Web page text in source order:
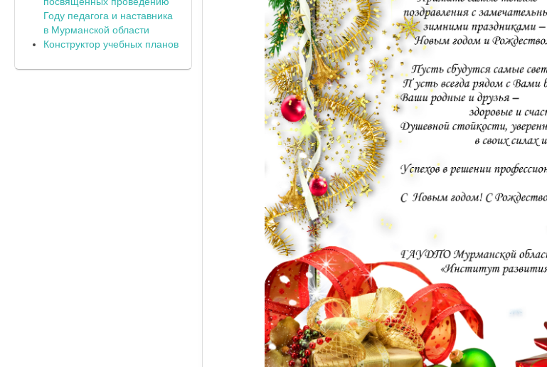
Году педагога и наставника
в Мурманской области
Конструктор учебных планов